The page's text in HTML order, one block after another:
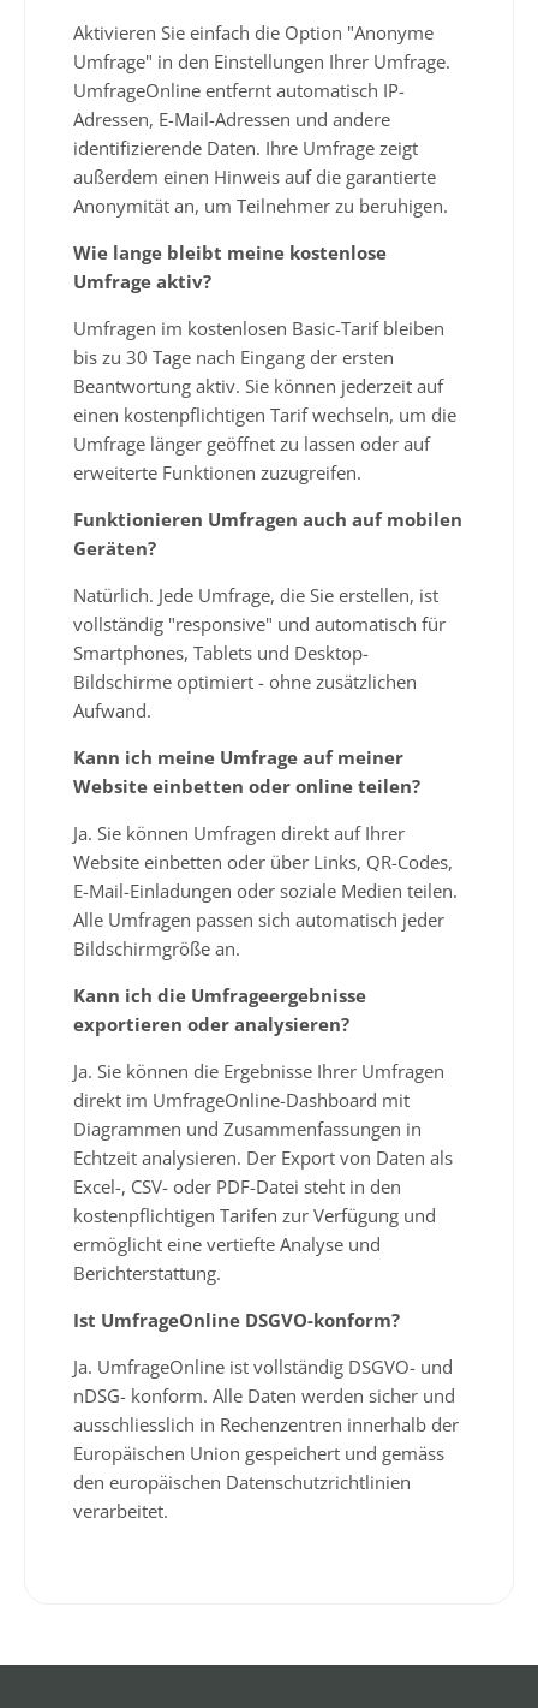
Aktivieren Sie einfach die Option "Anonyme
Umfrage" in den Einstellungen Ihrer Umfrage.
UmfrageOnline entfernt automatisch IP-
Adressen, E-Mail-Adressen und andere
identifizierende Daten. Ihre Umfrage zeigt
außerdem einen Hinweis auf die garantierte
Anonymität an, um Teilnehmer zu beruhigen.
Wie lange bleibt meine kostenlose
Umfrage aktiv?
Umfragen im kostenlosen Basic-Tarif bleiben
bis zu 30 Tage nach Eingang der ersten
Beantwortung aktiv. Sie können jederzeit auf
einen kostenpflichtigen Tarif wechseln, um die
Umfrage länger geöffnet zu lassen oder auf
erweiterte Funktionen zuzugreifen.
Funktionieren Umfragen auch auf mobilen
Geräten?
Natürlich. Jede Umfrage, die Sie erstellen, ist
vollständig "responsive" und automatisch für
Smartphones, Tablets und Desktop-
Bildschirme optimiert - ohne zusätzlichen
Aufwand.
Kann ich meine Umfrage auf meiner
Website einbetten oder online teilen?
Ja. Sie können Umfragen direkt auf Ihrer
Website einbetten oder über Links, QR-Codes,
E-Mail-Einladungen oder soziale Medien teilen.
Alle Umfragen passen sich automatisch jeder
Bildschirmgröße an.
Kann ich die Umfrageergebnisse
exportieren oder analysieren?
Ja. Sie können die Ergebnisse Ihrer Umfragen
direkt im UmfrageOnline-Dashboard mit
Diagrammen und Zusammenfassungen in
Echtzeit analysieren. Der Export von Daten als
Excel-, CSV- oder PDF-Datei steht in den
kostenpflichtigen Tarifen zur Verfügung und
ermöglicht eine vertiefte Analyse und
Berichterstattung.
Ist UmfrageOnline DSGVO-konform?
Ja. UmfrageOnline ist vollständig DSGVO- und
nDSG- konform. Alle Daten werden sicher und
ausschliesslich in Rechenzentren innerhalb der
Europäischen Union gespeichert und gemäss
den europäischen Datenschutzrichtlinien
verarbeitet.